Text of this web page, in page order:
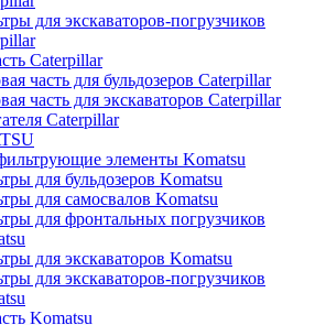
для экскаваторов-погрузчиков
Caterpillar
часть для бульдозеров Caterpillar
часть для экскаваторов Caterpillar
Caterpillar
элементы Komatsu
для бульдозеров Komatsu
для самосвалов Komatsu
для фронтальных погрузчиков
для экскаваторов Komatsu
для экскаваторов-погрузчиков
Komatsu